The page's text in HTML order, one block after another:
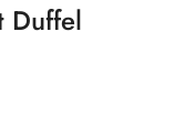
Duffel